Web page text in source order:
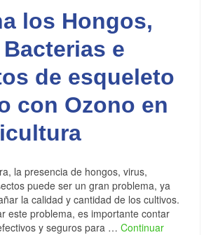
los Hongos,
e
de esqueleto
con Ozono en
la presencia de hongos, virus,
puede ser un gran problema, ya
la calidad y cantidad de los cultivos.
este problema, es importante contar
y seguros para … Continuar